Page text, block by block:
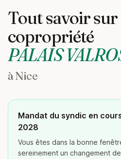
Tout savoir sur
copropriété
PALAIS
à Nice
Mandat du syndic en
2028
Vous êtes dans la bonne
sereinement un changement